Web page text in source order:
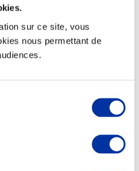
sur ce site, vous
nous permettant de